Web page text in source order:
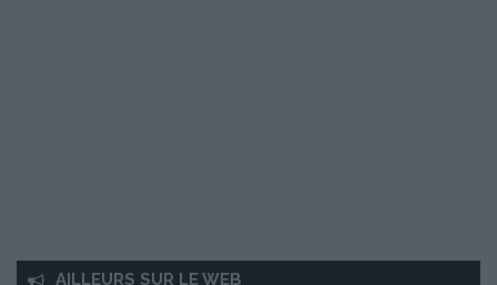
AILLEURS SUR LE WEB